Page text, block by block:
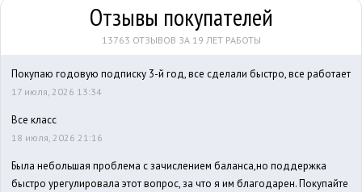
Отзывы покупателей
13763 ОТЗЫВОВ ЗА 19 ЛЕТ РАБОТЫ
Покупаю годовую подписку 3-й год, все сделали быстро, все работает
17 июля, 2026 13:34
Все класс
18 июля, 2026 21:16
Была небольшая проблема с зачислением баланса,но поддержка
быстро урегулировала этот вопрос, за что я им благодарен. Покупайте